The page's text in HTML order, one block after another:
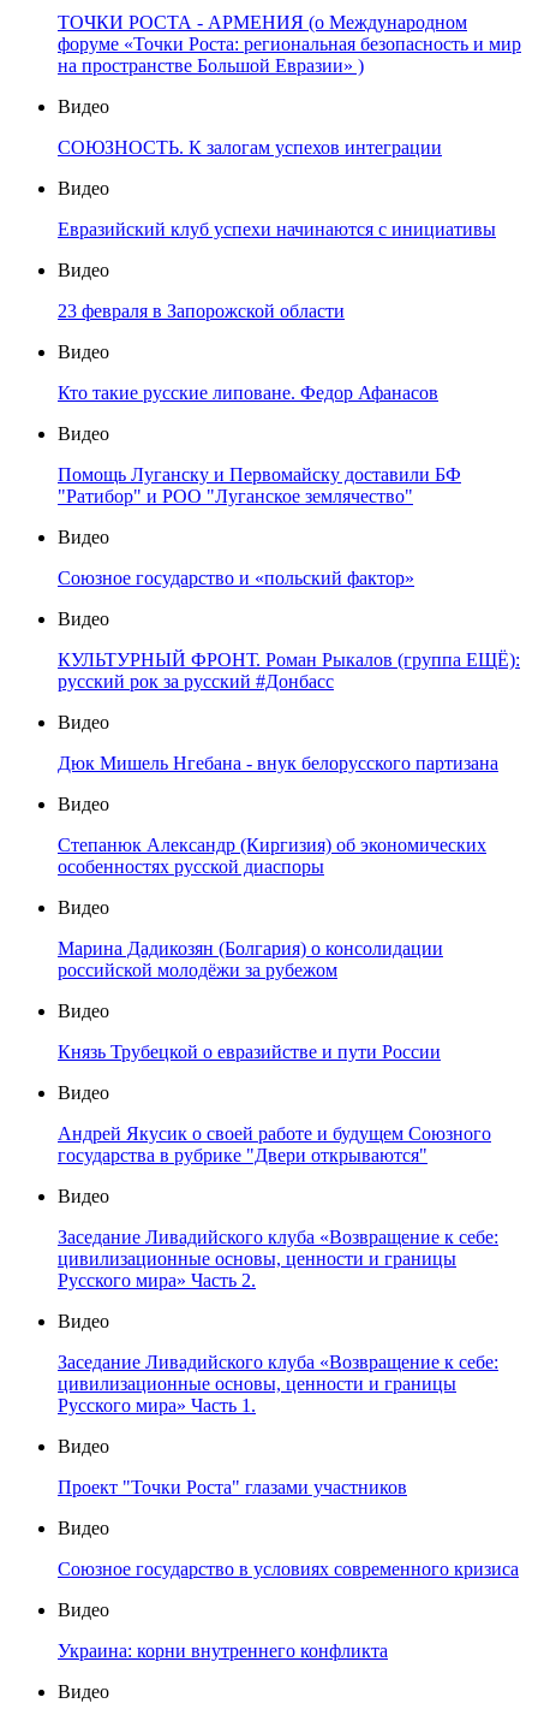
ТОЧКИ РОСТА - АРМЕНИЯ (о Международном
форуме «Точки Роста: региональная безопасность и мир
на пространстве Большой Евразии» )
Видео
СОЮЗНОСТЬ. К залогам успехов интеграции
Видео
Евразийский клуб успехи начинаются с инициативы
Видео
23 февраля в Запорожской области
Видео
Кто такие русские липоване. Федор Афанасов
Видео
Помощь Луганску и Первомайску доставили БФ
"Ратибор" и РОО "Луганское землячество"
Видео
Союзное государство и «польский фактор»
Видео
КУЛЬТУРНЫЙ ФРОНТ. Роман Рыкалов (группа ЕЩЁ):
русский рок за русский #Донбасс
Видео
Дюк Мишель Нгебана - внук белорусского партизана
Видео
Степанюк Александр (Киргизия) об экономических
особенностях русской диаспоры
Видео
Марина Дадикозян (Болгария) о консолидации
российской молодёжи за рубежом
Видео
Князь Трубецкой о евразийстве и пути России
Видео
Андрей Якусик о своей работе и будущем Союзного
государства в рубрике "Двери открываются"
Видео
Заседание Ливадийского клуба «Возвращение к себе:
цивилизационные основы, ценности и границы
Русского мира» Часть 2.
Видео
Заседание Ливадийского клуба «Возвращение к себе:
цивилизационные основы, ценности и границы
Русского мира» Часть 1.
Видео
Проект "Точки Роста" глазами участников
Видео
Союзное государство в условиях современного кризиса
Видео
Украина: корни внутреннего конфликта
Видео